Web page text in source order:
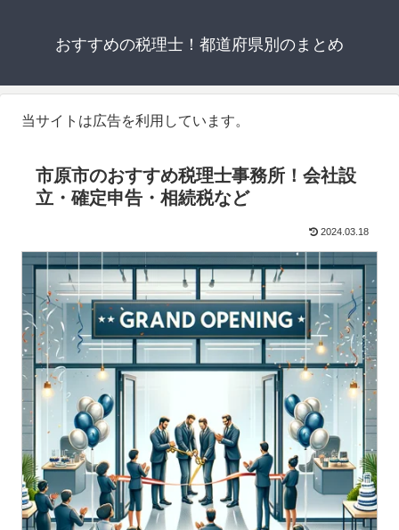
おすすめの税理士！都道府県別のまとめ
当サイトは広告を利用しています。
市原市のおすすめ税理士事務所！会社設
立・確定申告・相続税など
2024.03.18